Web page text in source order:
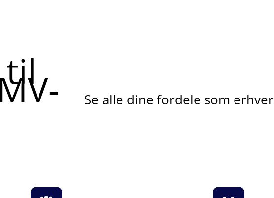
Se alle dine fordele som